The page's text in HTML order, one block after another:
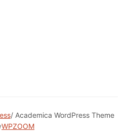
/ Academica WordPress Theme
WPZOOM